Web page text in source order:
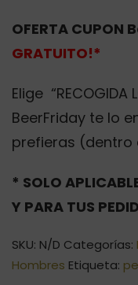
OFERTA CUPON
GRATUITO!*
Elige
BeerFriday te lo
prefieras (dentro
* SOLO
Y PARA TUS
SKU: N/D Categorías:
Hombres Etiqueta: